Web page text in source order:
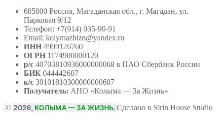
685000 Россия, Магаданская обл., г. Магадан, ул.
Парковая 9/12
Телефон: +7(914) 035-90-91
Email: kolymazhizn@yandex.ru
ИНН 4909126760
ОГРН 1174900000120
р/с 40703810936000000068 в ПАО Сбербанк России
БИК 044442607
к/с 30101810300000000607
Получатель: АНО «Колыма — За Жизнь»
© 2026, КОЛЫМА — ЗА ЖИЗНЬ. Сделано в Sirin House Studio